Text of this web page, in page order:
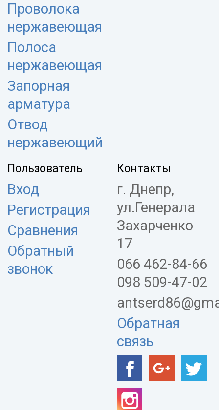
Проволока
нержавеющая
Полоса
нержавеющая
Запорная
арматура
Отвод
нержавеющий
Пользователь
Вход
Регистрация
Сравнения
Обратный
звонок
Контакты
г. Днепр,
ул.Генерала
Захарченко
17
066 462-84-66
098 509-47-02
Обратная
связь